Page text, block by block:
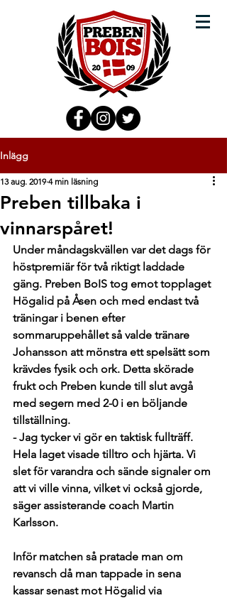
Inlägg
Preben tillbaka i
vinnarspåret!
13 aug. 2019 4 min läsning
Under måndagskvällen var det dags för
höstpremiär för två riktigt laddade
gäng. Preben BoIS tog emot topplaget
Högalid på Åsen och med endast två
träningar i benen efter
sommaruppehållet så valde tränare
Johansson att mönstra ett spelsätt som
krävdes fysik och ork. Detta skörade
frukt och Preben kunde till slut avgå
med segern med 2-0 i en böljande
tillställning.
- Jag tycker vi gör en taktisk fullträff.
Hela laget visade tilltro och hjärta. Vi
slet för varandra och sände signaler om
att vi ville vinna, vilket vi också gjorde,
säger assisterande coach Martin
Karlsson.
Inför matchen så pratade man om
revansch då man tappade in sena
kassar senast mot Högalid via